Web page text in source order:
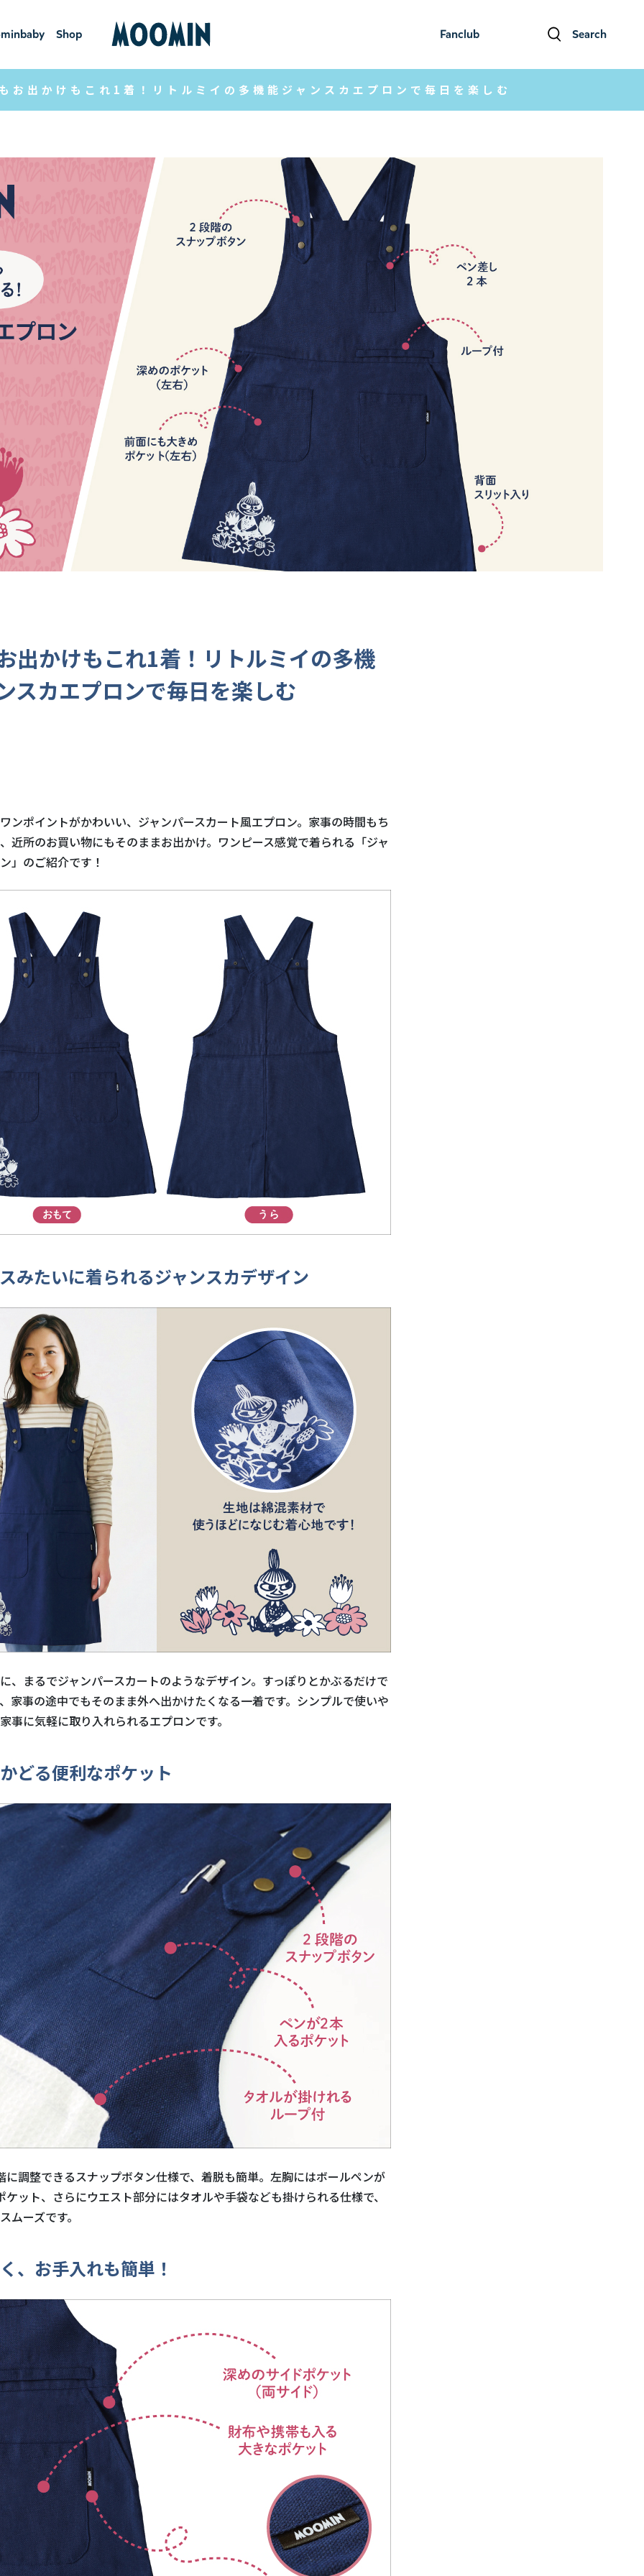
Fanclub Search
ミンベ
ビー
Shop
ショ
ップ
お出かけもこれ1着！リトルミイの多機能ジャンスカエプロンで毎日を楽しむ
出かけもこれ1着！リトルミイの多機
スカエプロンで毎日を楽しむ
ンポイントがかわいい、ジャンパースカート風エプロン。家事の時間もち
近所のお買い物にもそのままお出かけ。ワンピース感覚で着られる「ジャ
」のご紹介です！
みたいに着られるジャンスカデザイン
、まるでジャンパースカートのようなデザイン。すっぽりとかぶるだけで
家事の途中でもそのまま外へ出かけたくなる一着です。シンプルで使いや
事に気軽に取り入れられるエプロンです。
どる便利なポケット
に調整できるスナップボタン仕様で、着脱も簡単。左胸にはボールペンが
ケット、さらにウエスト部分にはタオルや手袋なども掛けられる仕様で、
ムーズです。
、お手入れも簡単！